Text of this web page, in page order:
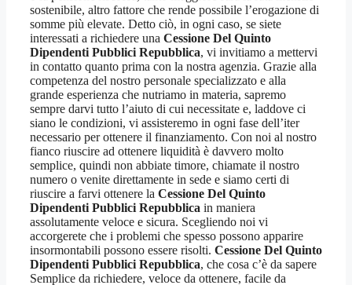
sostenibile, altro fattore che rende possibile l’erogazione di
somme più elevate. Detto ciò, in ogni caso, se siete
interessati a richiedere una Cessione Del Quinto
Dipendenti Pubblici Repubblica, vi invitiamo a mettervi
in contatto quanto prima con la nostra agenzia. Grazie alla
competenza del nostro personale specializzato e alla
grande esperienza che nutriamo in materia, sapremo
sempre darvi tutto l’aiuto di cui necessitate e, laddove ci
siano le condizioni, vi assisteremo in ogni fase dell’iter
necessario per ottenere il finanziamento. Con noi al nostro
fianco riuscire ad ottenere liquidità è davvero molto
semplice, quindi non abbiate timore, chiamate il nostro
numero o venite direttamente in sede e siamo certi di
riuscire a farvi ottenere la Cessione Del Quinto
Dipendenti Pubblici Repubblica in maniera
assolutamente veloce e sicura. Scegliendo noi vi
accorgerete che i problemi che spesso possono apparire
insormontabili possono essere risolti. Cessione Del Quinto
Dipendenti Pubblici Repubblica, che cosa c’è da sapere
Semplice da richiedere, veloce da ottenere, facile da